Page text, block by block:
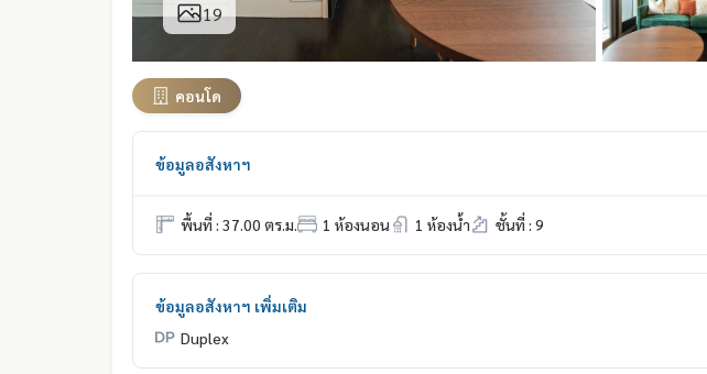
19
คอนโด
ข้อมูลอสังหาฯ
พื้นที่ : 37.00 ตร.ม. 1 ห้องนอน 1 ห้องน้ำ ชั้นที่ : 9
ข้อมูลอสังหาฯ เพิ่มเติม
Duplex